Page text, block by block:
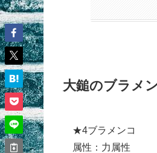
大鎚のブラメ
★4ブラメンコ
属性：力属性